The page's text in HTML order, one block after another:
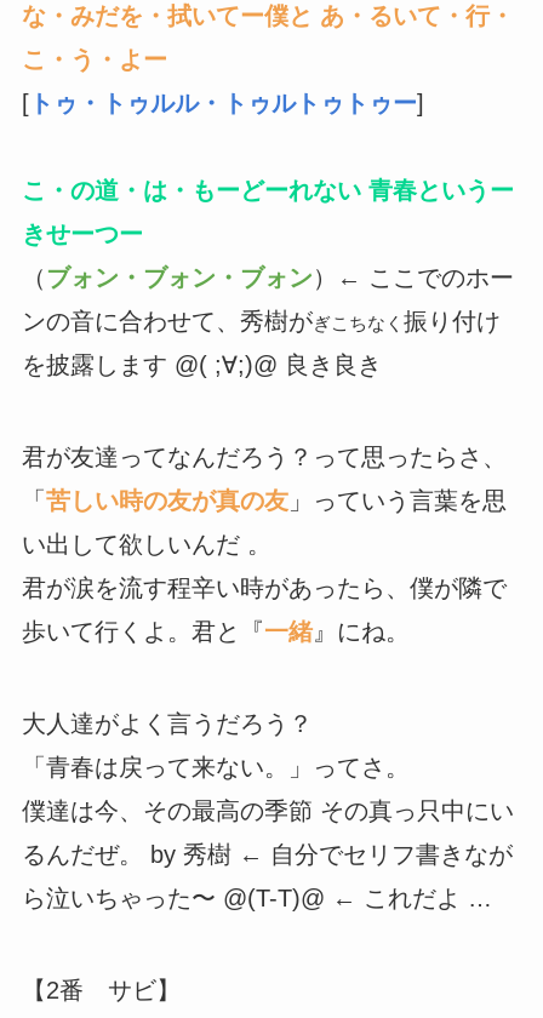
な・みだを・拭いてー僕と あ・るいて・行・
こ・う・よー
[トゥ・トゥルル・トゥルトゥトゥー]
こ・の道・は・もーどーれない 青春というー
きせーつー
（ブォン・ブォン・ブォン）← ここでのホー
ンの音に合わせて、秀樹がぎこちなく 振り付け
を披露します @( ;∀;)@ 良き良き
君が友達ってなんだろう？って思ったらさ、
「 苦しい時の友が真の友」っていう言葉を思
い出して欲しいんだ 。
君が涙を流す程辛い時があったら、僕が隣で
歩いて行くよ。君と『一緒』にね。
大人達がよく言うだろう？
「青春は戻って来ない。」ってさ。
僕達は今、その最高の季節 その真っ只中にい
るんだぜ。 by 秀樹 ← 自分でセリフ書きなが
ら泣いちゃった〜 @(T-T)@ ← これだよ …
【2番 サビ】